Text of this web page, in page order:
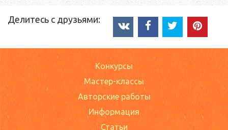
Делитесь с друзьями:
Конкурсы
Мастер-классы
Авторские работы
Информация
Статьи